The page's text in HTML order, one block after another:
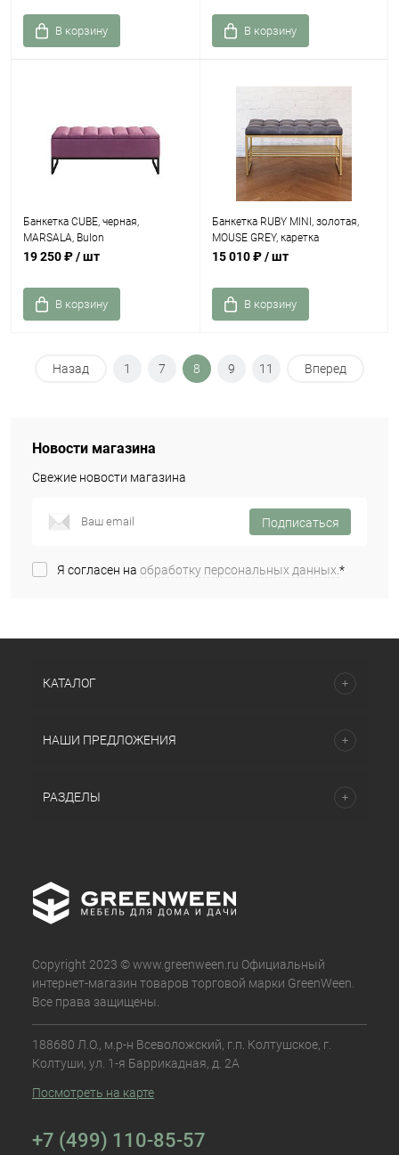
В корзину В корзину
Банкетка CUBE, черная,
MARSALA, Bulon
19 250 ₽/ шт
В корзину
Банкетка RUBY MINI, золотая,
MOUSE GREY, каретка
15 010 ₽/ шт
В корзину
Назад 1 7 8 9 11 Вперед
Новости магазина
Свежие новости магазина
Подписаться
Я согласен на обработку персональных данных.*
КАТАЛОГ
НАШИ ПРЕДЛОЖЕНИЯ
РАЗДЕЛЫ
Copyright 2023 © www.greenween.ru Официальный
интернет-магазин товаров торговой марки GreenWeen.
Все права защищены.
188680 Л.О., м.р-н Всеволожский, г.п. Колтушское, г.
Колтуши, ул. 1-я Баррикадная, д. 2А
Посмотреть на карте
+7 (499) 110-85-57